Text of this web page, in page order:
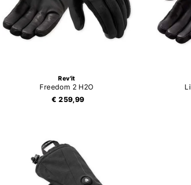
Rev'it
Freedom 2 H2O
€ 259,99